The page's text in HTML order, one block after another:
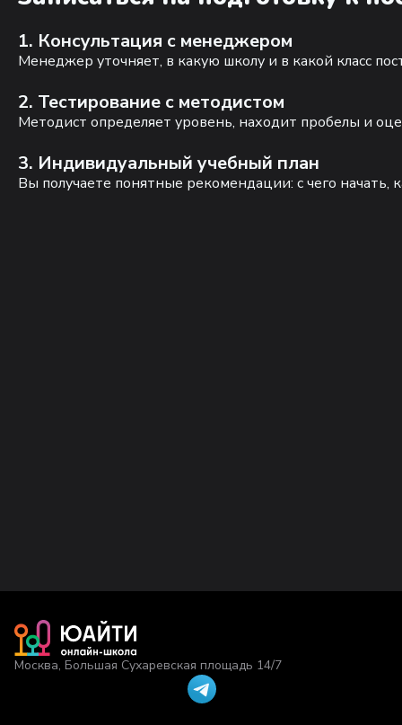
1. Консультация с менеджером
Менеджер уточняет, в какую школу и в какой класс
2. Тестирование с методистом
Методист определяет уровень, находит пробелы и
3. Индивидуальный учебный план
Вы получаете понятные рекомендации: с чего начать,
Москва, Большая Сухаревская площадь 14/7